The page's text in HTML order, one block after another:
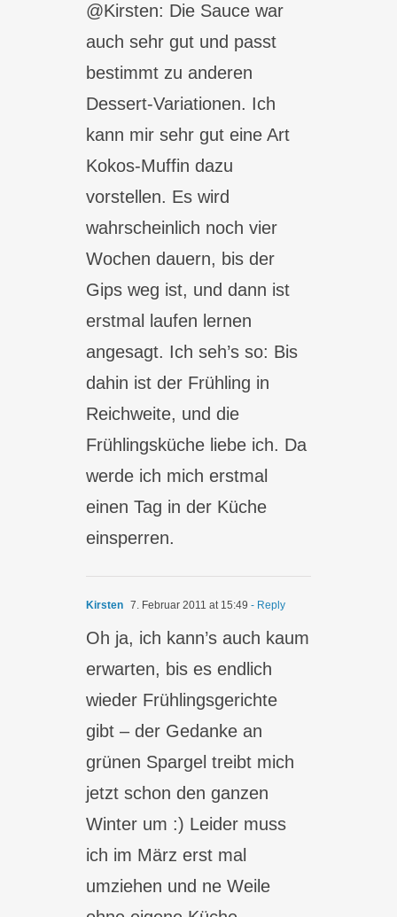
@Kirsten: Die Sauce war
auch sehr gut und passt
bestimmt zu anderen
Dessert-Variationen. Ich
kann mir sehr gut eine Art
Kokos-Muffin dazu
vorstellen. Es wird
wahrscheinlich noch vier
Wochen dauern, bis der
Gips weg ist, und dann ist
erstmal laufen lernen
angesagt. Ich seh’s so: Bis
dahin ist der Frühling in
Reichweite, und die
Frühlingsküche liebe ich. Da
werde ich mich erstmal
einen Tag in der Küche
einsperren.
Kirsten 7. Februar 2011 at 15:49 - Reply
Oh ja, ich kann’s auch kaum
erwarten, bis es endlich
wieder Frühlingsgerichte
gibt – der Gedanke an
grünen Spargel treibt mich
jetzt schon den ganzen
Winter um :) Leider muss
ich im März erst mal
umziehen und ne Weile